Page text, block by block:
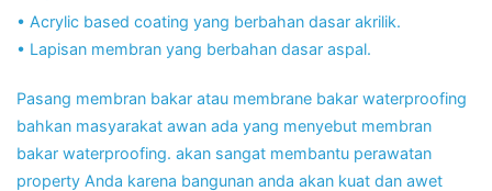
• Acrylic based coating yang berbahan dasar akrilik.
• Lapisan membran yang berbahan dasar aspal.
Pasang membran bakar atau membrane bakar waterproofing
bahkan masyarakat awan ada yang menyebut membran
bakar waterproofing. akan sangat membantu perawatan
property Anda karena bangunan anda akan kuat dan awet